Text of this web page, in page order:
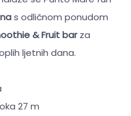
s odličnom ponudom
& Fruit barza
ljetnih dana.
27 m